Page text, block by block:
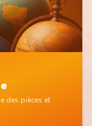
des pièces et